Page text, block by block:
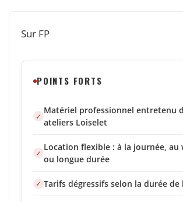
Sur FP
POINTS FORTS
Matériel professionnel entretenu
ateliers Loiselet
Location flexible : à la journée, au
ou longue durée
Tarifs dégressifs selon la durée